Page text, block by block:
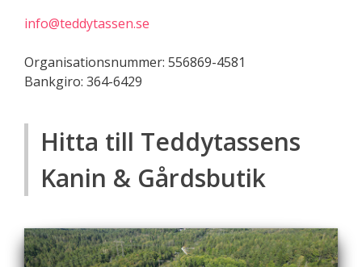
info@teddytassen.se
Organisationsnummer: 556869-4581
Bankgiro: 364-6429
Hitta till Teddytassens
Kanin & Gårdsbutik